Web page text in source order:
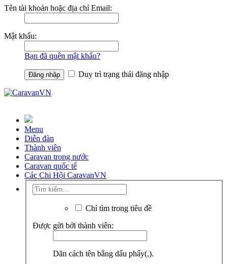
Tên tài khoản hoặc địa chỉ Email:
Mật khẩu:
Bạn đã quên mật khẩu?
Duy trì trạng thái đăng nhập
Menu
Diễn đàn
Thành viên
Caravan trong nước
Caravan quốc tế
Các Chi Hội CaravanVN
Chỉ tìm trong tiêu đề
Được gửi bởi thành viên:
Dãn cách tên bằng dấu phẩy(,).